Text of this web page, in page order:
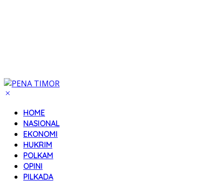
HOME
NASIONAL
EKONOMI
HUKRIM
POLKAM
OPINI
PILKADA